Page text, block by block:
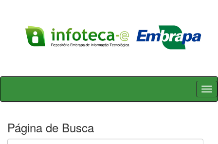
Skip
Página de Busca